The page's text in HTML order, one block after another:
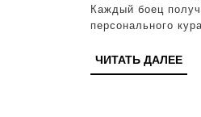
Каждый боец
персонального
ЧИТАТЬ ДАЛЕЕ